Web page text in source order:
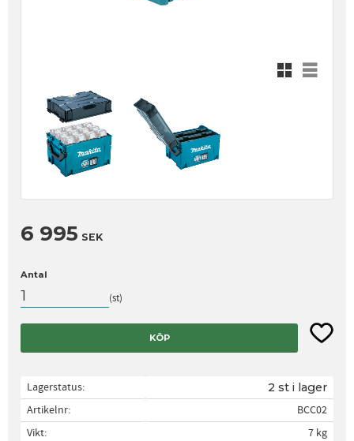
Rutnätsvy
Listvy
6 995 SEK
Antal
st
KÖP Lägg
Lagerstatus 2 st i lager
Artikelnr
BCC02
Vikt
7 kg